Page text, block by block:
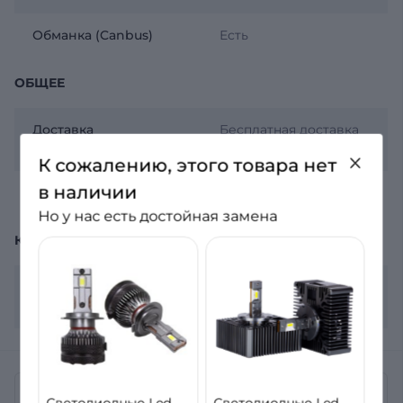
Обманка (Canbus) Есть
ОБЩЕЕ
Доставка
Бесплатная доставка
Гарантия
КОМПЛЕКТАЦИЯ
Комплектация
2 лампы, гарантийный
лист
Отзывы
К сожалению, этого товара нет
в наличии
Но у нас есть достойная замена